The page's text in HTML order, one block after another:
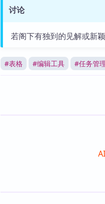
讨论
若阁下有独到的见解或新
#表格 #编辑工具 #任务管